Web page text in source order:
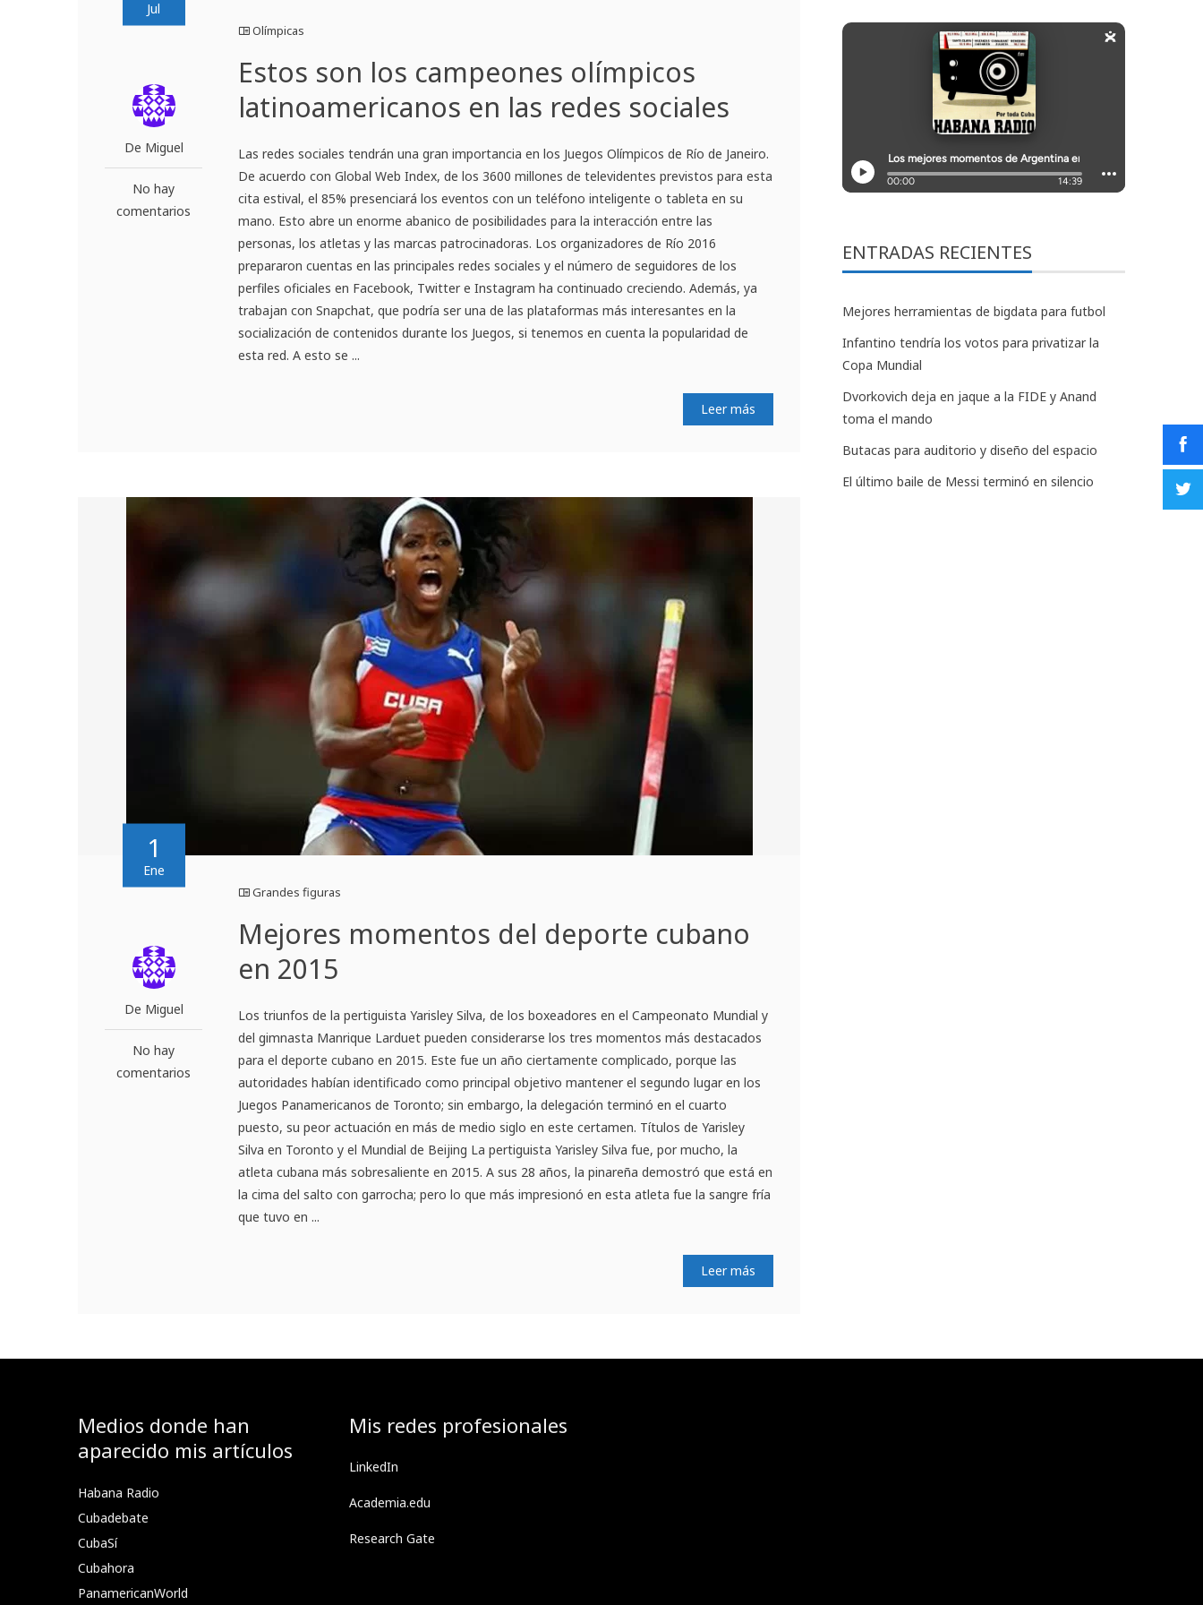
Jul
De Miguel
No hay
comentarios
Olímpicas
Estos son los campeones olímpicos
latinoamericanos en las redes sociales
Las redes sociales tendrán una gran importancia en los Juegos Olímpicos de Río de Janeiro.
De acuerdo con Global Web Index, de los 3600 millones de televidentes previstos para esta
cita estival, el 85% presenciará los eventos con un teléfono inteligente o tableta en su
mano. Esto abre un enorme abanico de posibilidades para la interacción entre las
personas, los atletas y las marcas patrocinadoras. Los organizadores de Río 2016
prepararon cuentas en las principales redes sociales y el número de seguidores de los
perfiles oficiales en Facebook, Twitter e Instagram ha continuado creciendo. Además, ya
trabajan con Snapchat, que podría ser una de las plataformas más interesantes en la
socialización de contenidos durante los Juegos, si tenemos en cuenta la popularidad de
esta red. A esto se ...
Leer más
1
Ene
De Miguel
No hay
comentarios
Grandes figuras
Mejores momentos del deporte cubano
en 2015
Los triunfos de la pertiguista Yarisley Silva, de los boxeadores en el Campeonato Mundial y
del gimnasta Manrique Larduet pueden considerarse los tres momentos más destacados
para el deporte cubano en 2015. Este fue un año ciertamente complicado, porque las
autoridades habían identificado como principal objetivo mantener el segundo lugar en los
Juegos Panamericanos de Toronto; sin embargo, la delegación terminó en el cuarto
puesto, su peor actuación en más de medio siglo en este certamen. Títulos de Yarisley
Silva en Toronto y el Mundial de Beijing La pertiguista Yarisley Silva fue, por mucho, la
atleta cubana más sobresaliente en 2015. A sus 28 años, la pinareña demostró que está en
la cima del salto con garrocha; pero lo que más impresionó en esta atleta fue la sangre fría
que tuvo en ...
Leer más
ENTRADAS RECIENTES
Mejores herramientas de bigdata para futbol
Infantino tendría los votos para privatizar la
Copa Mundial
Dvorkovich deja en jaque a la FIDE y Anand
toma el mando
Butacas para auditorio y diseño del espacio
El último baile de Messi terminó en silencio
Medios donde han
aparecido mis artículos
Habana Radio
Cubadebate
CubaSí
Cubahora
PanamericanWorld
Mis redes profesionales
LinkedIn
Academia.edu
Research Gate